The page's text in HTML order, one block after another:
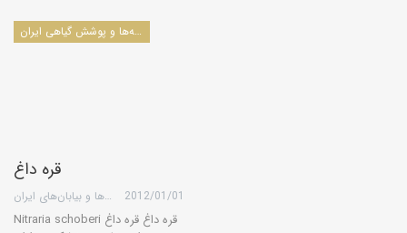
درخت‌ها، درختچه‌ها، بوته‌ها و پوشش گیاهی ایران
قره داغ
گروه کویرها و بیابان‌های ایران 2012/01/01
Nitraria schoberi قره داغ قره داغ